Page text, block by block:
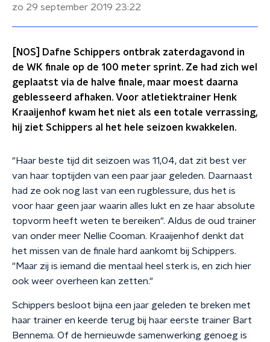
zo 29 september 2019 23:22
[NOS] Dafne Schippers ontbrak zaterdagavond in
de WK finale op de 100 meter sprint. Ze had zich wel
geplaatst via de halve finale, maar moest daarna
geblesseerd afhaken. Voor atletiektrainer Henk
Kraaijenhof kwam het niet als een totale verrassing,
hij ziet Schippers al het hele seizoen kwakkelen.
"Haar beste tijd dit seizoen was 11,04, dat zit best ver
van haar toptijden van een paar jaar geleden. Daarnaast
had ze ook nog last van een rugblessure, dus het is
voor haar geen jaar waarin alles lukt en ze haar absolute
topvorm heeft weten te bereiken". Aldus de oud trainer
van onder meer Nellie Cooman. Kraaijenhof denkt dat
het missen van de finale hard aankomt bij Schippers.
"Maar zij is iemand die mentaal heel sterk is, en zich hier
ook weer overheen kan zetten."
Schippers besloot bijna een jaar geleden te breken met
haar trainer en keerde terug bij haar eerste trainer Bart
Bennema. Of de hernieuwde samenwerking genoeg is